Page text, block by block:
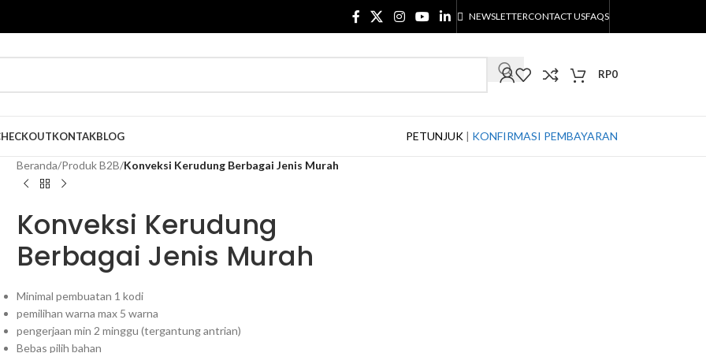
NEWSLETTERCONTACT USFAQS
RP0
KONTAKBLOG PETUNJUK | KONFIRMASI PEMBAYARAN
Beranda/Produk B2B/Konveksi Kerudung Berbagai Jenis Murah
Konveksi Kerudung
Berbagai Jenis Murah
Minimal pembuatan 1 kodi
pemilihan warna max 5 warna
pengerjaan min 2 minggu (tergantung antrian)
Bebas pilih bahan